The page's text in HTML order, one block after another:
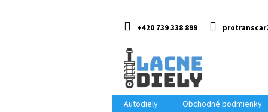
na
+420 739 338 899
Autodiely
Obchodné podmienky